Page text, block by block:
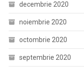
decembrie 2020
noiembrie 2020
octombrie 2020
septembrie 2020